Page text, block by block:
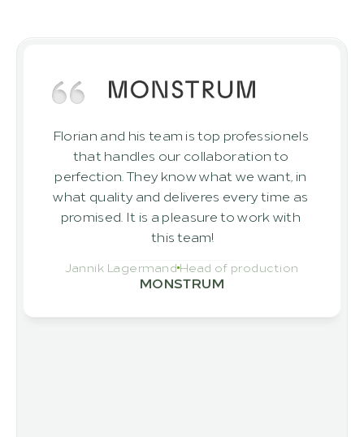
realizzato con successo progetti con
Florian and his team is top professionels
that handles our collaboration to
perfection. They know what we want, in
what quality and deliveres every time as
promised. It is a pleasure to work with
this team!
Jannik Lagermand Head of production
MONSTRUM